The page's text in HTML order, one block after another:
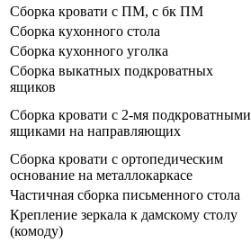
Сборка кровати с ПМ, с бк ПМ
Сборка кухонного стола
Сборка кухонного уголка
Сборка выкатных подкроватных
ящиков
Сборка кровати с 2-мя подкроватными
ящиками на направляющих
Сборка кровати с ортопедическим
основание на металлокаркасе
Частичная сборка письменного стола
Крепление зеркала к дамскому столу
(комоду)